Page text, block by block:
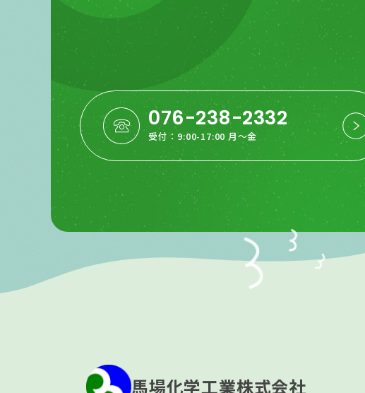
076-238-2332
受付：9:00-17:00 月〜金
馬場化学工業株式会社